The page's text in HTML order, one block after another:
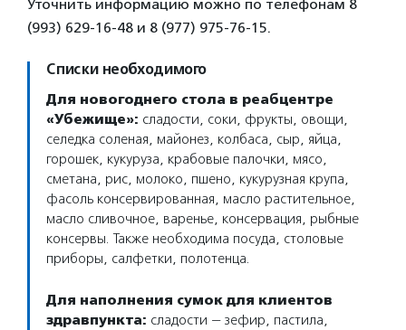
Уточнить информацию можно по телефонам 8
(993) 629-16-48 и 8 (977) 975-76-15.
Списки необходимого
Для новогоднего стола в реабцентре
«Убежище»: сладости, соки, фрукты, овощи,
селедка соленая, майонез, колбаса, сыр, яйца,
горошек, кукуруза, крабовые палочки, мясо,
сметана, рис, молоко, пшено, кукурузная крупа,
фасоль консервированная, масло растительное,
масло сливочное, варенье, консервация, рыбные
консервы. Также необходима посуда, столовые
приборы, салфетки, полотенца.
Для наполнения сумок для клиентов
здравпункта: сладости — зефир, пастила,